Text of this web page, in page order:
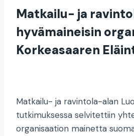
Matkailu- ja
hyvämaineisin
Korkeasaaren
Matkailu- ja ravintola-alan
tutkimuksessa selvitettiin
organisaation mainetta